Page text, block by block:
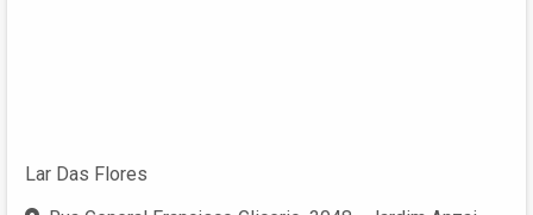
Lar Das Flores